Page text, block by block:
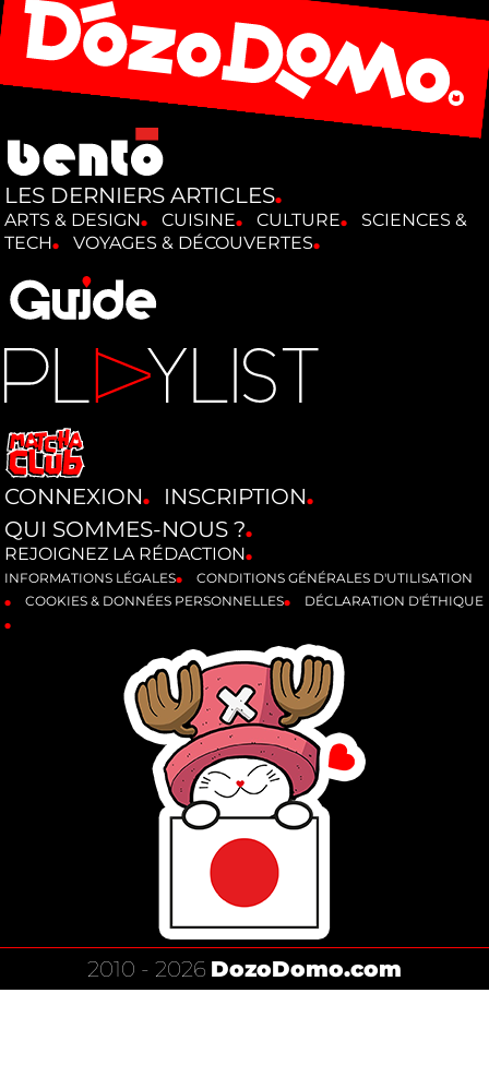
LES DERNIERS ARTICLES
ARTS & DESIGN CUISINE CULTURE
SCIENCES &
TECH
VOYAGES & DÉCOUVERTES
CONNEXION
INSCRIPTION
QUI SOMMES-NOUS ?
REJOIGNEZ LA RÉDACTION
INFORMATIONS LÉGALES
CONDITIONS GÉNÉRALES D'UTILISATION
COOKIES & DONNÉES PERSONNELLES
DÉCLARATION D'ÉTHIQUE
2010 - 2026 DozoDomo.com